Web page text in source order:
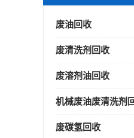
废油回收
废清洗剂回收
废溶剂油回收
机械废油废清洗剂
废碳氢回收